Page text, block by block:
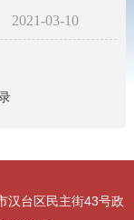
2021-03-10
汉台区民主街43号政